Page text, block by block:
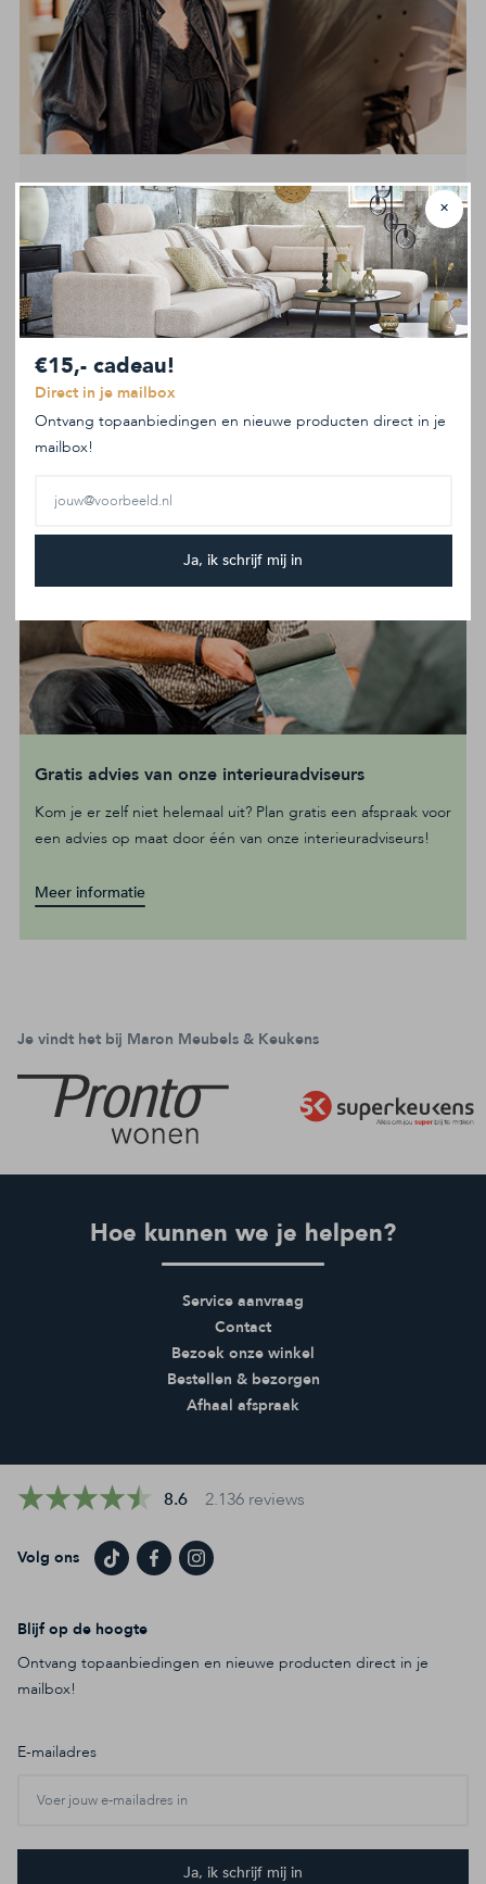
€15,- cadeau!
Direct in je mailbox
Ontvang topaanbiedingen en nieuwe producten direct in je
mailbox!
Ja, ik schrijf mij in
✕
Openingstijden Maron Terborg
Maandag t/m donderdag
10:00 tot 18:00
Vrijdag (koopavond)
10:00 tot 21:00
Zaterdag
10:00 tot 17:00
Zondag
12:00 tot 17:00
Gratis advies van onze interieuradviseurs
Kom je er zelf niet helemaal uit? Plan gratis een afspraak voor
een advies op maat door één van onze interieuradviseurs!
Meer informatie
Je vindt het bij Maron Meubels & Keukens
Hoe kunnen we je helpen?
Service aanvraag
Contact
Bezoek onze winkel
Bestellen & bezorgen
Afhaal afspraak
8.6 2.136 reviews
Volg ons
Blijf op de hoogte
Ontvang topaanbiedingen en nieuwe producten direct in je
mailbox!
E-mailadres
Ja, ik schrijf mij in